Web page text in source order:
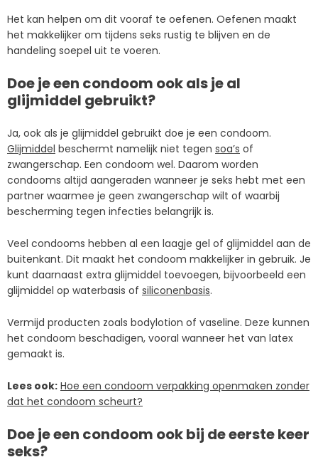
Het kan helpen om dit vooraf te oefenen. Oefenen maakt
het makkelijker om tijdens seks rustig te blijven en de
handeling soepel uit te voeren.
Doe je een condoom ook als je al
glijmiddel gebruikt?
Ja, ook als je glijmiddel gebruikt doe je een condoom.
Glijmiddel beschermt namelijk niet tegen soa’s of
zwangerschap. Een condoom wel. Daarom worden
condooms altijd aangeraden wanneer je seks hebt met een
partner waarmee je geen zwangerschap wilt of waarbij
bescherming tegen infecties belangrijk is.
Veel condooms hebben al een laagje gel of glijmiddel aan de
buitenkant. Dit maakt het condoom makkelijker in gebruik. Je
kunt daarnaast extra glijmiddel toevoegen, bijvoorbeeld een
glijmiddel op waterbasis of siliconenbasis.
Vermijd producten zoals bodylotion of vaseline. Deze kunnen
het condoom beschadigen, vooral wanneer het van latex
gemaakt is.
Lees ook: Hoe een condoom verpakking openmaken zonder
dat het condoom scheurt?
Doe je een condoom ook bij de eerste keer
seks?